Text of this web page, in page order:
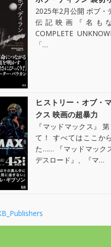
2025年2月公開 ボブ・
伝記映画『名も
COMPLETE
「…
ヒストリー・オブ・
クス 映画の超暴力
『マッドマックス』
て！ すべてはここか
た…… 『マッドマッ
デスロード』、『マ…